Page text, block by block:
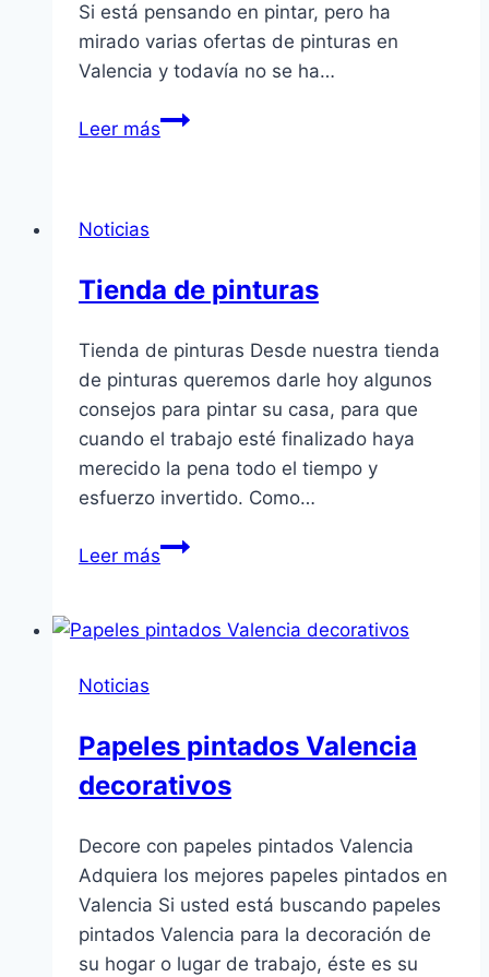
Si está pensando en pintar, pero ha
mirado varias ofertas de pinturas en
Valencia y todavía no se ha…
Leer másOfertas
pierdas
oportunidad
Noticias
Tienda de pinturas
Tienda de pinturas Desde nuestra tienda
de pinturas queremos darle hoy algunos
consejos para pintar su casa, para que
cuando el trabajo esté finalizado haya
merecido la pena todo el tiempo y
esfuerzo invertido. Como…
Leer másTienda
Noticias
Papeles pintados Valencia
decorativos
Decore con papeles pintados Valencia
Adquiera los mejores papeles pintados en
Valencia Si usted está buscando papeles
pintados Valencia para la decoración de
su hogar o lugar de trabajo, éste es su